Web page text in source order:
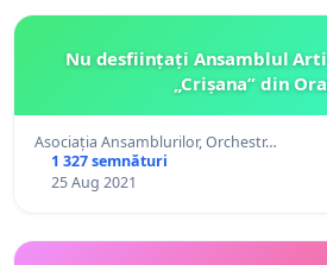
Nu desființați Ansamblul
„Crișana” din
Asociația Ansamblurilor, Orchestr…
1 327 semnături
25 Aug 2021